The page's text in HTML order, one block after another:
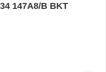
147A8/B BKT